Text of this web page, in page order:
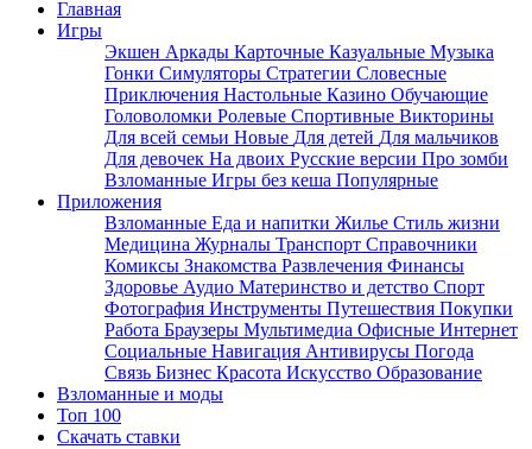
Главная
Игры
Экшен Аркады Карточные Казуальные Музыка
Гонки Симуляторы Стратегии Словесные
Приключения Настольные Казино Обучающие
Головоломки Ролевые Спортивные Викторины
Для всей семьи Новые Для детей Для мальчиков
Для девочек На двоих Русские версии Про зомби
Взломанные Игры без кеша Популярные
Приложения
Взломанные Еда и напитки Жилье Стиль жизни
Медицина Журналы Транспорт Справочники
Комиксы Знакомства Развлечения Финансы
Здоровье Аудио Материнство и детство Спорт
Фотография Инструменты Путешествия Покупки
Работа Браузеры Мультимедиа Офисные Интернет
Социальные Навигация Антивирусы Погода
Связь Бизнес Красота Искусство Образование
Взломанные и моды
Топ 100
Скачать ставки